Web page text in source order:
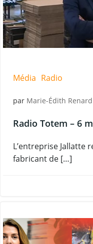
Média Radio
par Marie-Édith Renard
Radio Totem – 6
L’entreprise Jallatte
fabricant de […]